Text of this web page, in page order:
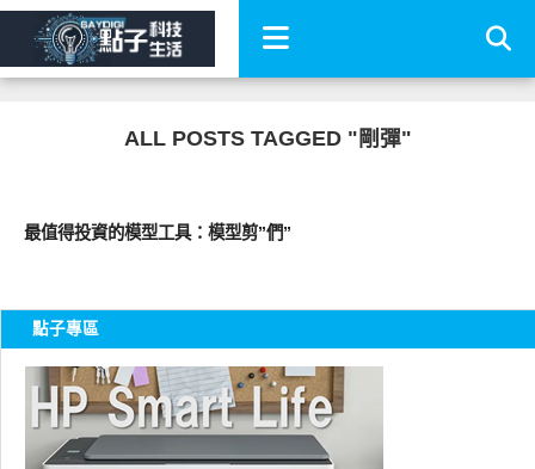
ALL POSTS TAGGED "剛彈"
最值得投資的模型工具：模型剪”們”
點子專區